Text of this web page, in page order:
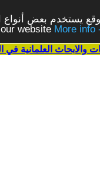
يستخدم بعض
website
والابحاث العلمانية في